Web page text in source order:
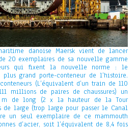
danoise Maersk vient de lancer
20 exemplaires de sa nouvelle gamme
qui fixent la nouvelle norme : le
grand porte-conteneur de l’histoire.
(L’équivalent d’un train de 110
millions de paires de chaussures) un
m de long (2 x la hauteur de la Tour
de large (trop large pour passer le Canal
un seul exemplaire de ce mammouth
d’acier, soit l’équivalent de 8,4 fois